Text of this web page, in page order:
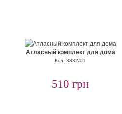
Атласный комплект для дома
Код: 3832/01
510 грн